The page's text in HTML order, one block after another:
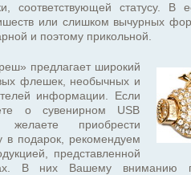
соответствующей статусу. В
или слишком вычурных
и поэтому прикольной.
предлагает широкий
флешек, необычных и
информации. Если
о сувенирном USB
приобрести
в подарок, рекомендуем
представленной
В них Вашему вниманию